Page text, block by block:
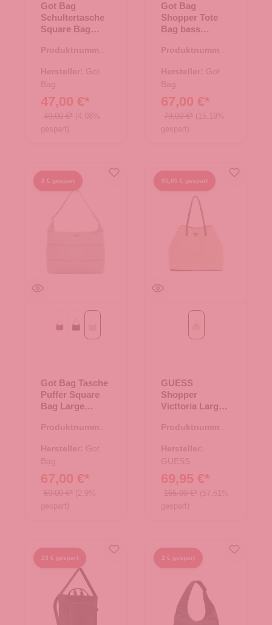
Got Bag
Schultertasche
Square Bag
monochrome
Produktnummer:
Hersteller: Got
Bag
47,00 €*
49,00 €* (4.08%
gespart)
Got Bag
Shopper Tote
Bag bass
Produktnummer:
Hersteller: Got
Bag
67,00 €*
79,00 €* (15.19%
gespart)
2 € gespart
kraken mono
monochrome black
Got Bag Tasche
Puffer Square
Bag Large
scallop
Produktnummer:
Hersteller: Got
Bag
67,00 €*
69,00 €* (2.9%
gespart)
95,05 € gespart
GUESS
Shopper
Victtoria Large
Produktnummer:
Hersteller:
GUESS
69,95 €*
165,00 €* (57.61%
gespart)
23 € gespart 2 € gespart